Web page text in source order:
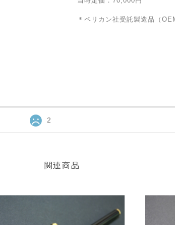
＊ペリカン社受託製造品（
2
関連商品